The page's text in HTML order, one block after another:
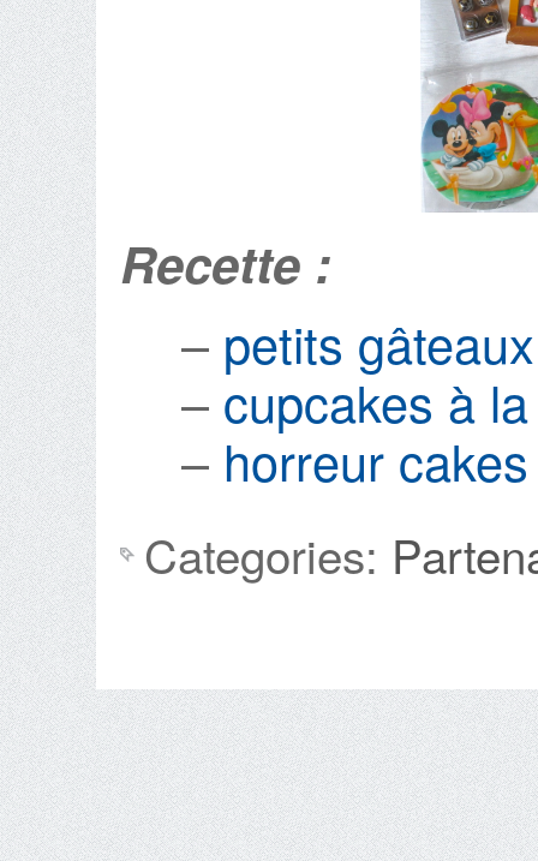
Recette :
– petits
– cupcakes à
– horreur cakes
Categories: